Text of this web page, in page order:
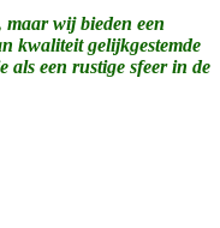
maar wij bieden een
kwaliteit gelijkgestemde
als een rustige sfeer in de